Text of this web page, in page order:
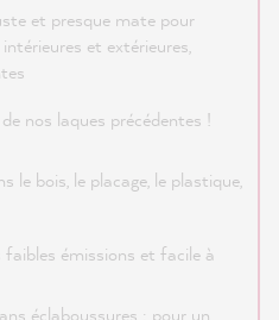
et presque mate pour
et extérieures,
nos laques précédentes !
le bois, le placage, le plastique,
faibles émissions et facile à
éclaboussures : pour un